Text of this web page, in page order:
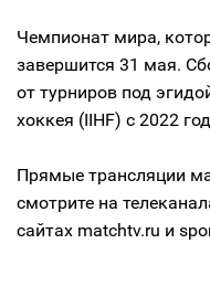
Чемпионат мира,
завершится 31 мая.
от турниров под
хоккея (IIHF) с 2022
Прямые трансляции
смотрите на
сайтах matchtv.ru и